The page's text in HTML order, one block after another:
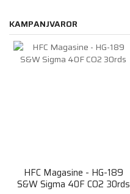
KAMPANJVAROR
HFC Magasine - HG-189
S&W Sigma 40F CO2 30rds